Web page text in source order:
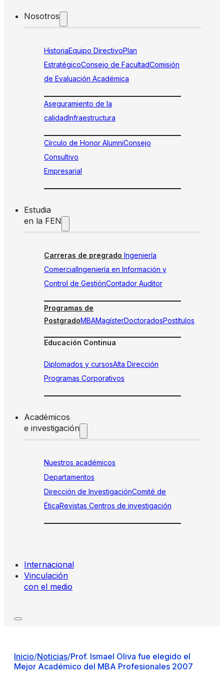
Nosotros
HistoriaEquipo DirectivoPlan
EstratégicoConsejo de FacultadComisión
de Evaluación Académica
Aseguramiento de la
calidadInfraestructura
Círculo de Honor AlumniConsejo
Consultivo
Empresarial
Estudia
en la FEN
Carreras de pregrado Ingeniería
ComercialIngeniería en Información y
Control de GestiónContador Auditor
Programas de
PostgradoMBAMagísterDoctoradosPostítulos
Educación Continua
Diplomados y cursosAlta Dirección
Programas Corporativos
Académicos
e investigación
Nuestros académicos
Departamentos
Dirección de InvestigaciónComité de
ÉticaRevistas Centros de investigación
Internacional
Vinculación
con el medio
Inicio/Noticias/Prof. Ismael Oliva fue elegido el
Mejor Académico del MBA Profesionales 2007